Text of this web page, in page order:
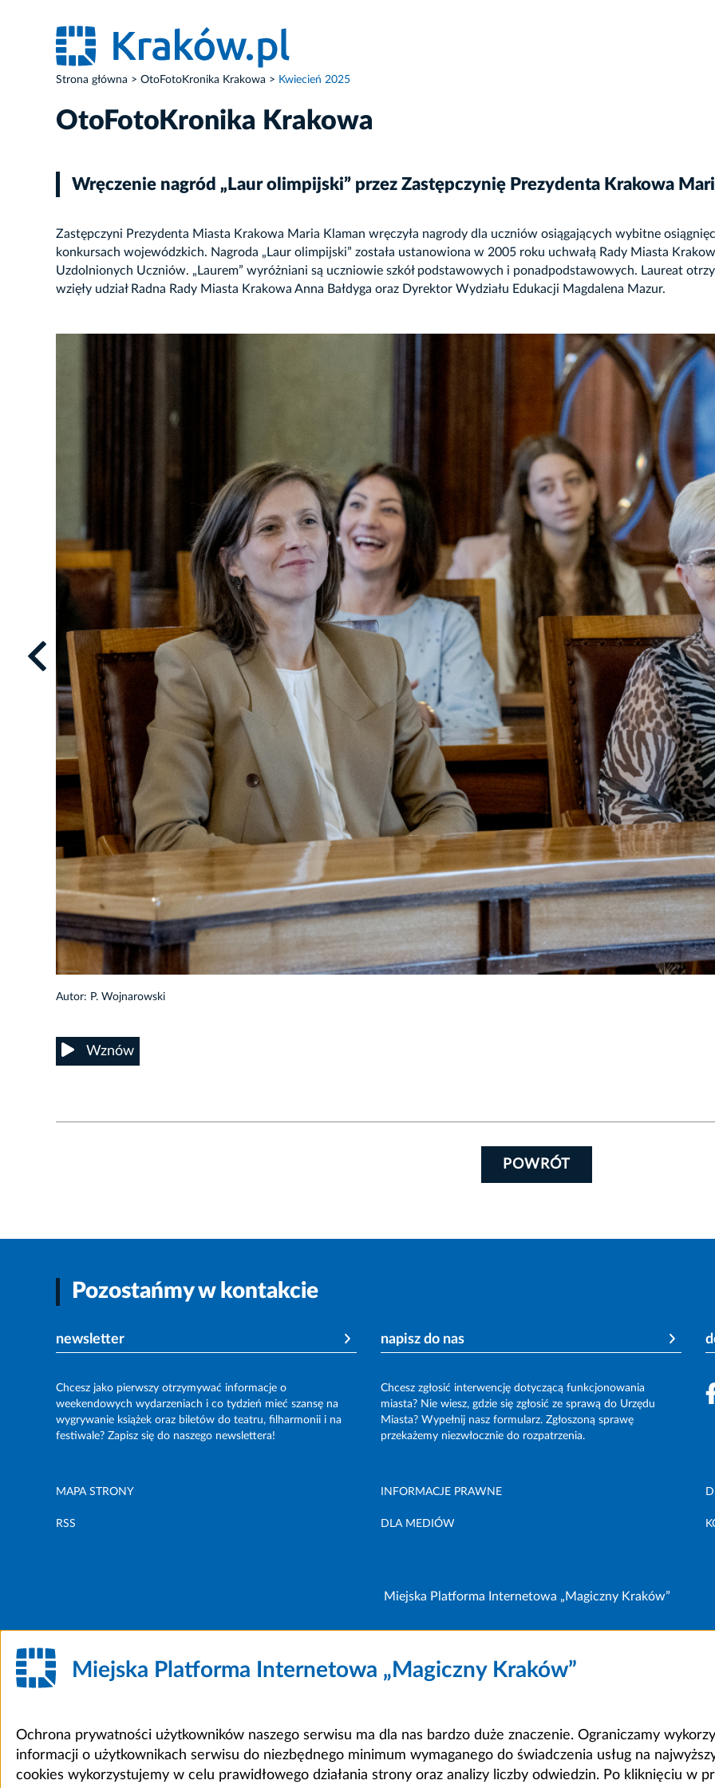
Strona główna OtoFotoKronika Krakowa Kwiecień 2025
OtoFotoKronika Krakowa
Wręczenie nagród „Laur olimpijski” przez Zastępczynię Prezydenta Krakowa
Zastępczyni Prezydenta Miasta Krakowa Maria Klaman wręczyła nagrody dla uczniów osiągających wybitne
konkursach wojewódzkich. Nagroda „Laur olimpijski” została ustanowiona w 2005 roku uchwałą Rady Miasta
Uzdolnionych Uczniów. „Laurem” wyróżniani są uczniowie szkół podstawowych i ponadpodstawowych. Laureat
wzięły udział Radna Rady Miasta Krakowa Anna Bałdyga oraz Dyrektor Wydziału Edukacji Magdalena Mazur.
Autor: P. Wojnarowski
Wznów
POWRÓT
Pozostańmy w kontakcie
newsletter
Chcesz jako pierwszy otrzymywać informacje o
weekendowych wydarzeniach i co tydzień mieć szansę na
wygrywanie książek oraz biletów do teatru, filharmonii i na
festiwale? Zapisz się do naszego newslettera!
napisz do nas
Chcesz zgłosić interwencję dotyczącą funkcjonowania
miasta? Nie wiesz, gdzie się zgłosić ze sprawą do Urzędu
Miasta? Wypełnij nasz formularz. Zgłoszoną sprawę
przekażemy niezwłocznie do rozpatrzenia.
MAPA STRONY INFORMACJE PRAWNE
RSS DLA MEDIÓW
Miejska Platforma Internetowa „Magiczny Kraków”
Miejska Platforma Internetowa „Magiczny Kraków”
Ochrona prywatności użytkowników naszego serwisu ma dla nas bardzo duże znaczenie. Ograniczamy
informacji o użytkownikach serwisu do niezbędnego minimum wymaganego do świadczenia usług na
cookies wykorzystujemy w celu prawidłowego działania strony oraz analizy liczby odwiedzin. Po kliknięciu w